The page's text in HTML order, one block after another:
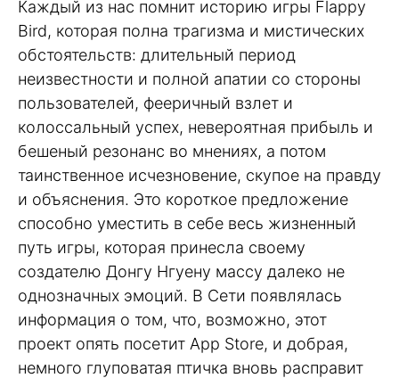
Каждый из нас помнит историю игры Flappy
Bird, которая полна трагизма и мистических
обстоятельств: длительный период
неизвестности и полной апатии со стороны
пользователей, фееричный взлет и
колоссальный успех, невероятная прибыль и
бешеный резонанс во мнениях, а потом
таинственное исчезновение, скупое на правду
и объяснения. Это короткое предложение
способно уместить в себе весь жизненный
путь игры, которая принесла своему
создателю Донгу Нгуену массу далеко не
однозначных эмоций. В Сети появлялась
информация о том, что, возможно, этот
проект опять посетит App Store, и добрая,
немного глуповатая птичка вновь расправит